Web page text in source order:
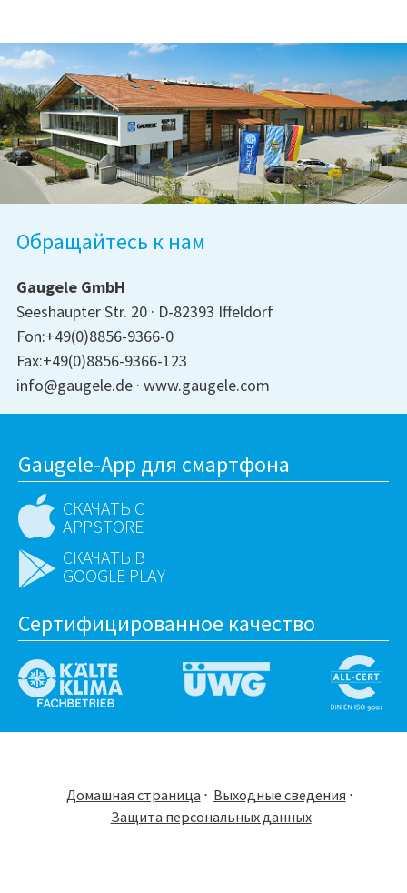
Обращайтесь к нам
Gaugele GmbH
Seeshaupter Str. 20
D-82393 Iffeldorf
Fon:+49(0)8856-9366-0
Fax:+49(0)8856-9366-123
info@gaugele.de www.gaugele.com
Gaugele-App для смартфона
СКАЧАТЬ С
APPSTORE
СКАЧАТЬ В
GOOGLE PLAY
Сертифицированное качество
Домашная страница
Выходные сведения
Защита персональных данных